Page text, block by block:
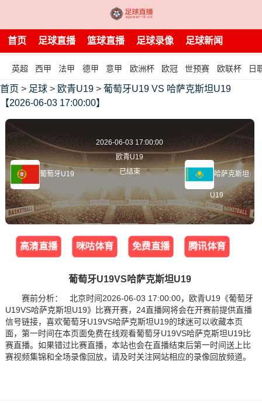
首页 足球直播 篮球直播 足球录像 足球新闻
英超 西甲 法甲 德甲 意甲 欧洲杯 欧冠 世预赛 欧联杯 日
首页 > 足球 > 欧青U19 > 葡萄牙U19 VS 哈萨克斯坦U19
【2026-06-03 17:00:00】
葡萄牙U19
2026-06-03 17:00:00
欧青U19
已结束
哈萨克斯坦
U19
高清直播 咪咕体育 免费直播 腾讯体育
葡萄牙U19VS哈萨克斯坦U19
赛前分析： 北京时间2026-06-03 17:00:00，欧青U19《葡萄牙
U19VS哈萨克斯坦U19》比赛开赛，24直播网将会在开赛前提供直播
信号链接，喜欢葡萄牙U19VS哈萨克斯坦U19的球迷可以收藏本页
面，第一时间在本页面免费在线观看葡萄牙U19VS哈萨克斯坦U19比
赛直播。如果错过比赛直播，本站也会在直播结束后第一时间送上比
赛视频集锦和全场录像回放，请及时关注网站相应的录像回放频道。